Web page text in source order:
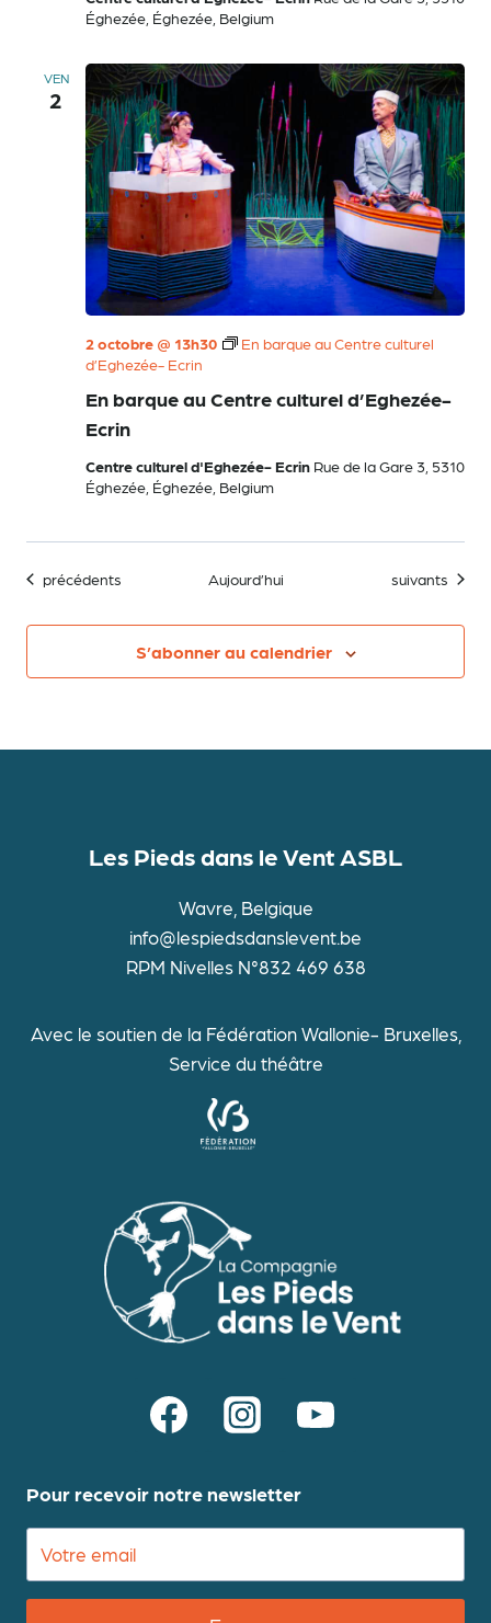
Éghezée, Éghezée, Belgium
VEN
2
En barque au Centre culturel d’Eghezée-
Ecrin
2 octobre @ 13h30
En barque au Centre culturel
d’Eghezée- Ecrin
Centre culturel d'Eghezée- Ecrin Rue de la Gare 3, 5310
Éghezée, Éghezée, Belgium
Évènements
précédents Aujourd’hui Évènements
suivants
S’abonner au calendrier
Les Pieds dans le Vent ASBL
Wavre, Belgique
info@lespiedsdanslevent.be
RPM Nivelles N°832 469 638
Avec le soutien de la Fédération Wallonie- Bruxelles,
Service du théâtre
Pour recevoir notre newsletter